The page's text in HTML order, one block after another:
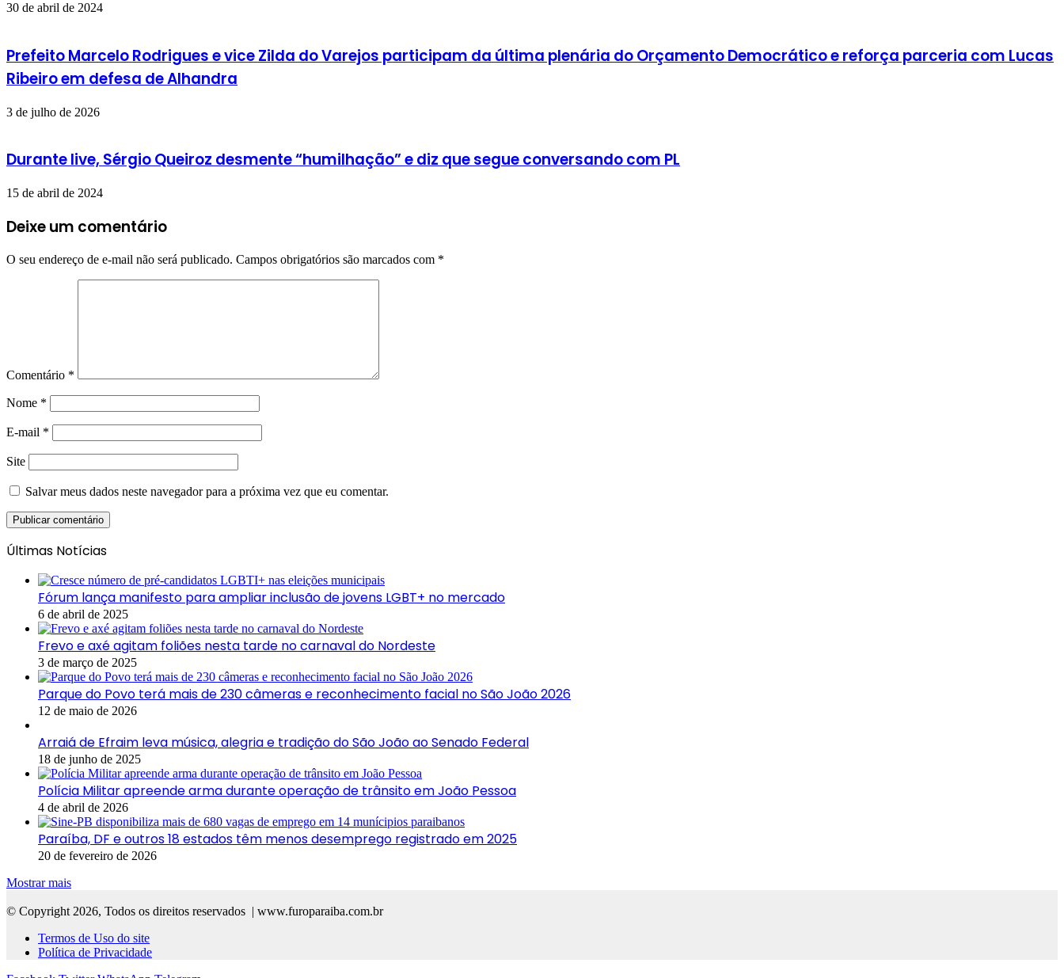
30 de abril de 2024
Prefeito Marcelo Rodrigues e vice Zilda do Varejos participam da última plenária do Orçamento Democrático e reforça parceria com Lucas
Ribeiro em defesa de Alhandra
3 de julho de 2026
Durante live, Sérgio Queiroz desmente “humilhação” e diz que segue conversando com PL
15 de abril de 2024
Deixe um comentário
O seu endereço de e-mail não será publicado. Campos obrigatórios são marcados com *
Comentário *
Nome *
E-mail *
Site
Salvar meus dados neste navegador para a próxima vez que eu comentar.
Últimas Notícias
Fórum lança manifesto para ampliar inclusão de jovens LGBT+ no mercado
6 de abril de 2025
Frevo e axé agitam foliões nesta tarde no carnaval do Nordeste
3 de março de 2025
Parque do Povo terá mais de 230 câmeras e reconhecimento facial no São João 2026
12 de maio de 2026
Arraiá de Efraim leva música, alegria e tradição do São João ao Senado Federal
18 de junho de 2025
Polícia Militar apreende arma durante operação de trânsito em João Pessoa
4 de abril de 2026
Paraíba, DF e outros 18 estados têm menos desemprego registrado em 2025
20 de fevereiro de 2026
Mostrar mais
© Copyright 2026, Todos os direitos reservados | www.furoparaiba.com.br
Termos de Uso do site
Política de Privacidade